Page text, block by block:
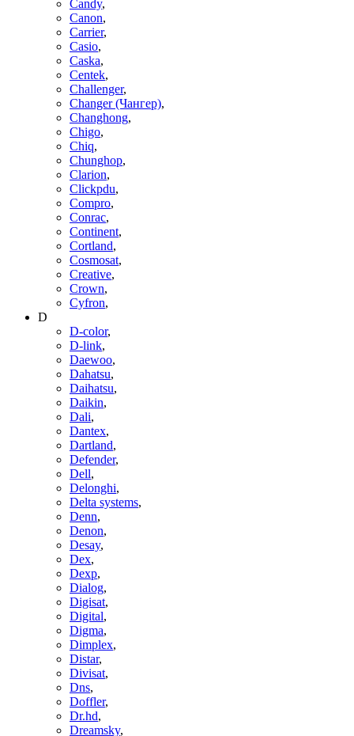
Candy,
Canon,
Carrier,
Casio,
Caska,
Centek,
Challenger,
Changer (Чангер),
Changhong,
Chigo,
Chiq,
Chunghop,
Clarion,
Clickpdu,
Compro,
Conrac,
Continent,
Cortland,
Cosmosat,
Creative,
Crown,
Cyfron,
D
D-color,
D-link,
Daewoo,
Dahatsu,
Daihatsu,
Daikin,
Dali,
Dantex,
Dartland,
Defender,
Dell,
Delonghi,
Delta systems,
Denn,
Denon,
Desay,
Dex,
Dexp,
Dialog,
Digisat,
Digital,
Digma,
Dimplex,
Distar,
Divisat,
Dns,
Doffler,
Dr.hd,
Dreamsky,